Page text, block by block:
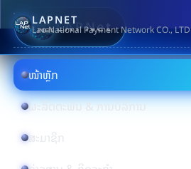
LAPNet
LAPNET
Lao National Payment Network CO., LTD
ໜ້າຫຼັກ
ຜະລິດຕະພັນ & ການບໍລິການ
ສະມາຊິກ